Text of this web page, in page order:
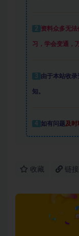
2 资料众多无法
习，学会变通，
3 由于本站收
知。
4 如有问题及时
收藏 链接